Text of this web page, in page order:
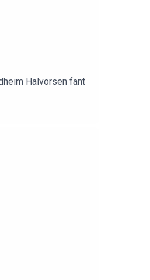
Halvorsen fant